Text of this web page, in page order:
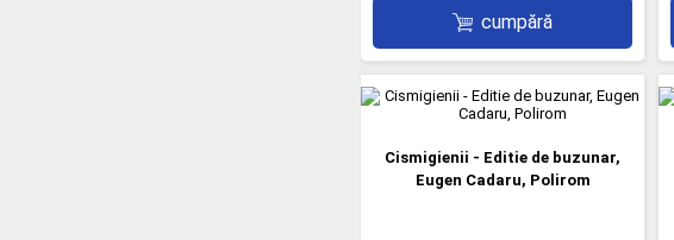
cumpără
Cismigienii - Editie de buzunar,
Eugen Cadaru, Polirom